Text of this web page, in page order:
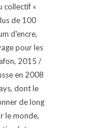
collectif «
de 100
d'encre,
pour les
2015 /
en 2008
dont le
de long
le monde,